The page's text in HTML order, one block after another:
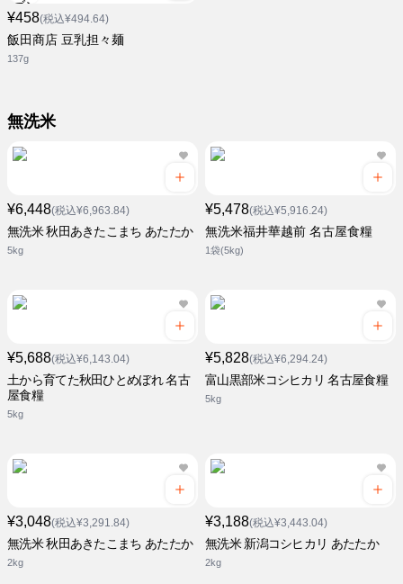
¥458(税込¥494.64)
飯田商店 豆乳担々麺
137g
無洗米
¥6,448(税込¥6,963.84)
無洗米 秋田あきたこまち あたたか
5kg
¥5,478(税込¥5,916.24)
無洗米福井華越前 名古屋食糧
1袋(5kg)
¥5,688(税込¥6,143.04)
土から育てた秋田ひとめぼれ 名古
屋食糧
5kg
¥5,828(税込¥6,294.24)
富山黒部米コシヒカリ 名古屋食糧
5kg
¥3,048(税込¥3,291.84)
無洗米 秋田あきたこまち あたたか
2kg
¥3,188(税込¥3,443.04)
無洗米 新潟コシヒカリ あたたか
2kg